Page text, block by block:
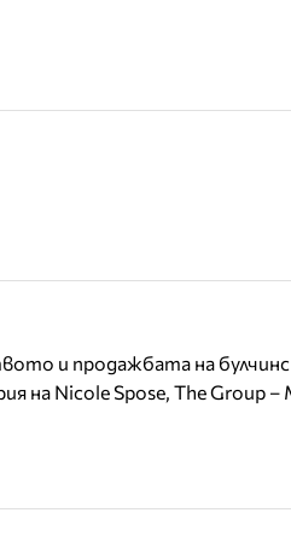
и продажбата на
на Nicole Spose, The Group –